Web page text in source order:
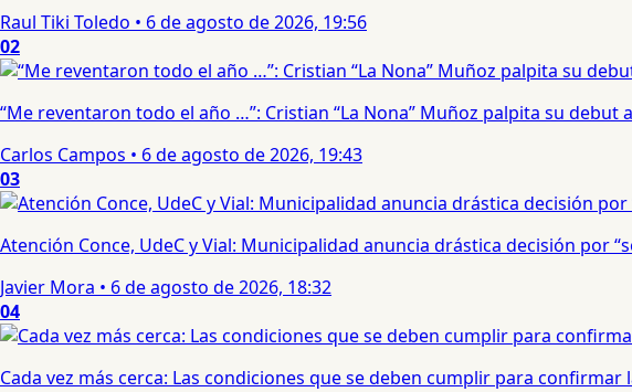
Raul Tiki Toledo • 6 de agosto de 2026, 19:56
02
“Me reventaron todo el año …”: Cristian “La Nona” Muñoz palpita su debut
Carlos Campos • 6 de agosto de 2026, 19:43
03
Atención Conce, UdeC y Vial: Municipalidad anuncia drástica decisión por
Javier Mora • 6 de agosto de 2026, 18:32
04
Cada vez más cerca: Las condiciones que se deben cumplir para confirmar